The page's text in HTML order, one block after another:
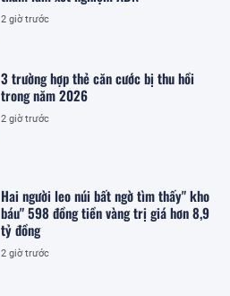
2 giờ trước
3 trường hợp thẻ căn cước bị thu hồi
trong năm 2026
2 giờ trước
Hai người leo núi bất ngờ tìm thấy" kho
báu" 598 đồng tiền vàng trị giá hơn 8,9
tỷ đồng
2 giờ trước